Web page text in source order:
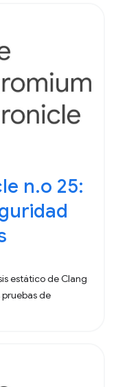
n.o 25:
estático de Clang
de